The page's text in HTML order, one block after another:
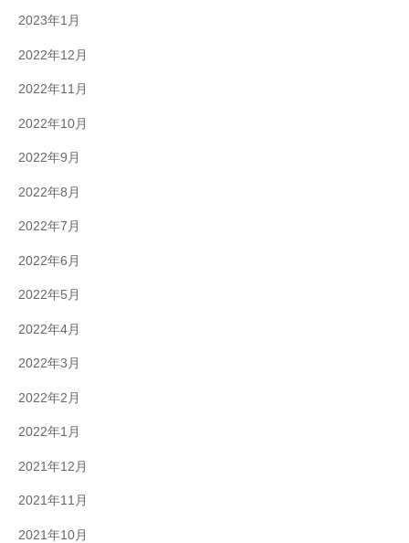
2023年1月
2022年12月
2022年11月
2022年10月
2022年9月
2022年8月
2022年7月
2022年6月
2022年5月
2022年4月
2022年3月
2022年2月
2022年1月
2021年12月
2021年11月
2021年10月